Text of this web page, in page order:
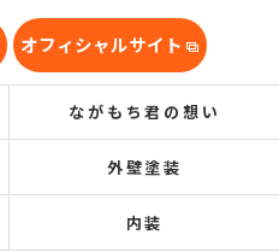
オフィシャルサイト
ながもち君の想い
外壁塗装
内装